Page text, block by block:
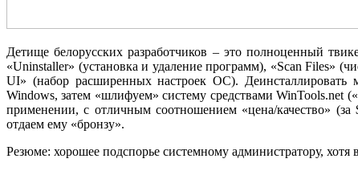
Детище белорусских разработчиков – это полноценный
«Uninstaller» (установка и удаление программ), «Scan Files»
UI» (набор расширенных настроек ОС). Деинсталлировать
Windows, затем «шлифуем» систему средствами WinTools.net
применении, с отличным соотношением «цена/качество»
отдаем ему «бронзу».
Резюме: хорошее подспорье системному администратору, хотя